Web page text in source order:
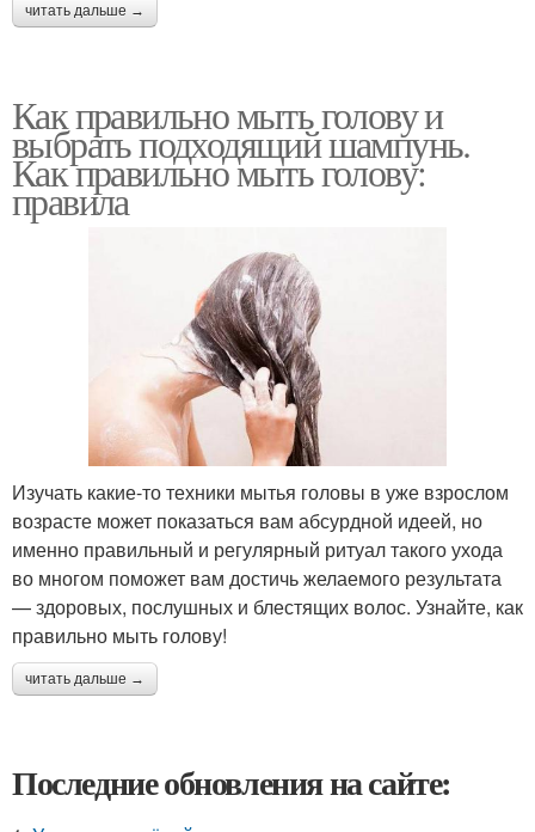
читать дальше →
Как правильно мыть голову и
выбрать подходящий шампунь.
Как правильно мыть голову:
правила
Изучать какие-то техники мытья головы в уже взрослом
возрасте может показаться вам абсурдной идеей, но
именно правильный и регулярный ритуал такого ухода
во многом поможет вам достичь желаемого результата
— здоровых, послушных и блестящих волос. Узнайте, как
правильно мыть голову!
читать дальше →
Последние обновления на сайте: